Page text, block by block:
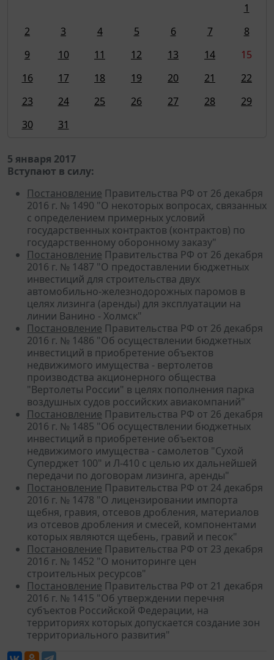
1
2
3 4 5 6 7
8
9
10 11 12 13 14
15
16
17 18 19 20 21
22
23
24 25 26 27 28
29
30
31
5 января 2017
Вступают в силу:
Постановление Правительства РФ от 26 декабря
2016 г. № 1490 "О некоторых вопросах, связанных
с определением примерных условий
государственных контрактов (контрактов) по
государственному оборонному заказу"
Постановление Правительства РФ от 26 декабря
2016 г. № 1487 "О предоставлении бюджетных
инвестиций для строительства двух
автомобильно-железнодорожных паромов в
целях лизинга (аренды) для эксплуатации на
линии Ванино - Холмск"
Постановление Правительства РФ от 26 декабря
2016 г. № 1486 "Об осуществлении бюджетных
инвестиций в приобретение объектов
недвижимого имущества - вертолетов
производства акционерного общества
"Вертолеты России" в целях пополнения парка
воздушных судов российских авиакомпаний"
Постановление Правительства РФ от 26 декабря
2016 г. № 1485 "Об осуществлении бюджетных
инвестиций в приобретение объектов
недвижимого имущества - самолетов "Сухой
Суперджет 100" и Л-410 с целью их дальнейшей
передачи по договорам лизинга, аренды"
Постановление Правительства РФ от 24 декабря
2016 г. № 1478 "О лицензировании импорта
щебня, гравия, отсевов дробления, материалов
из отсевов дробления и смесей, компонентами
которых являются щебень, гравий и песок"
Постановление Правительства РФ от 23 декабря
2016 г. № 1452 "О мониторинге цен
строительных ресурсов"
Постановление Правительства РФ от 21 декабря
2016 г. № 1415 "Об утверждении перечня
субъектов Российской Федерации, на
территориях которых допускается создание зон
территориального развития"